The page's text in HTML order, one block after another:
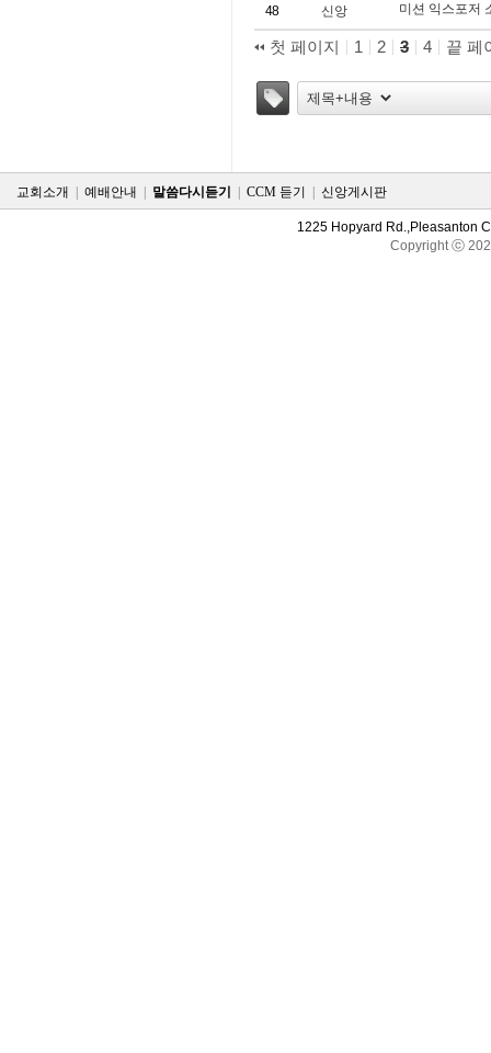
48 신앙 미션 익스포저
첫 페이지 1 2 3 4
끝 페
교회소개 예배안내 말씀다시듣기 CCM 듣기 신앙게시판
1225 Hopyard Rd.,Pleasanton
Copyright ⓒ